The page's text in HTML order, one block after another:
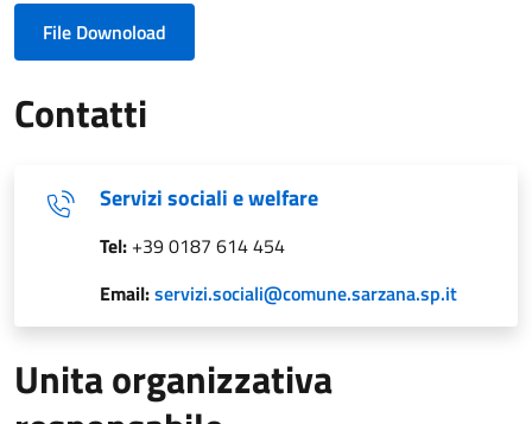
File Downoload
Contatti
Servizi sociali e welfare
Tel: +39 0187 614 454
Email:servizi.sociali@comune.sarzana.sp.it
Unita organizzativa